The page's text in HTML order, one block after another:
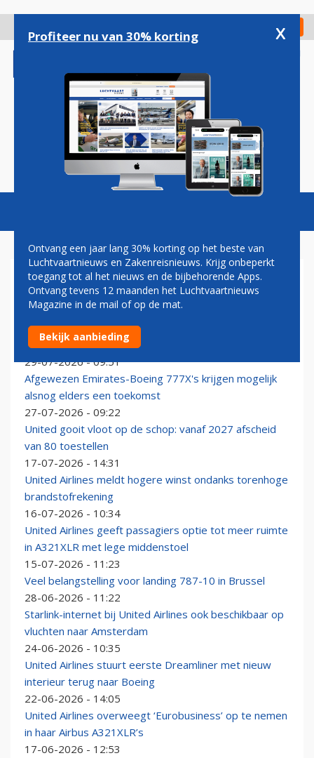
gaan
Check in
Magazine Podcasts Vacatures
UNITED AIRLINES
American was niet de enige Amerikaanse maatschappij
waarmee United een fusie wilde
29-07-2026 - 09:51
Afgewezen Emirates-Boeing 777X's krijgen mogelijk
alsnog elders een toekomst
27-07-2026 - 09:22
United gooit vloot op de schop: vanaf 2027 afscheid
van 80 toestellen
17-07-2026 - 14:31
United Airlines meldt hogere winst ondanks torenhoge
brandstofrekening
16-07-2026 - 10:34
United Airlines geeft passagiers optie tot meer ruimte
in A321XLR met lege middenstoel
15-07-2026 - 11:23
Veel belangstelling voor landing 787-10 in Brussel
28-06-2026 - 11:22
Starlink-internet bij United Airlines ook beschikbaar op
vluchten naar Amsterdam
24-06-2026 - 10:35
United Airlines stuurt eerste Dreamliner met nieuw
interieur terug naar Boeing
22-06-2026 - 14:05
United Airlines overweegt ‘Eurobusiness’ op te nemen
in haar Airbus A321XLR’s
17-06-2026 - 12:53
Profiteer nu van 30% korting x
Ontvang een jaar lang 30% korting op het beste van
Luchtvaartnieuws en Zakenreisnieuws. Krijg onbeperkt
toegang tot al het nieuws en de bijbehorende Apps.
Ontvang tevens 12 maanden het Luchtvaartnieuws
Magazine in de mail of op de mat.
Bekijk aanbieding